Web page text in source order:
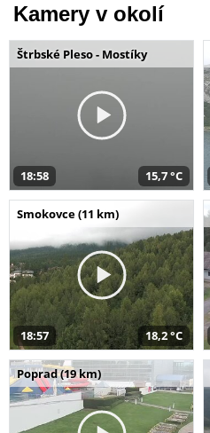
Kamery v okolí
Štrbské Pleso - Mostíky
18:58 15,7 °C
Smokovce (11 km)
18:57 18,2 °C
Poprad (19 km)